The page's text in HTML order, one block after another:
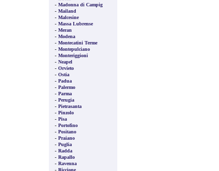
- Madonna di Campig
- Mailand
- Malcesine
- Massa Lubrense
- Meran
- Modena
- Montecatini Terme
- Montepulciano
- Monteriggioni
- Neapel
- Orvieto
- Ostia
- Padua
- Palermo
- Parma
- Perugia
- Pietrasanta
- Pinzolo
- Pisa
- Portofino
- Positano
- Praiano
- Puglia
- Radda
- Rapallo
- Ravenna
- Riccione